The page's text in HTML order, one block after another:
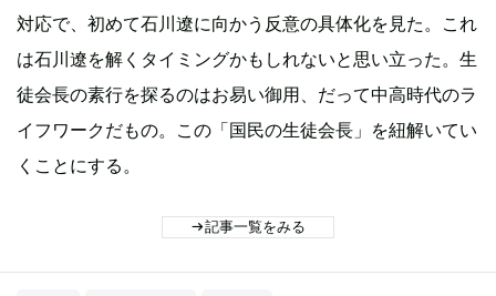
対応で、初めて石川遼に向かう反意の具体化を見た。これ
は石川遼を解くタイミングかもしれないと思い立った。生
徒会長の素行を探るのはお易い御用、だって中高時代のラ
イフワークだもの。この「国民の生徒会長」を紐解いてい
くことにする。
記事一覧をみる